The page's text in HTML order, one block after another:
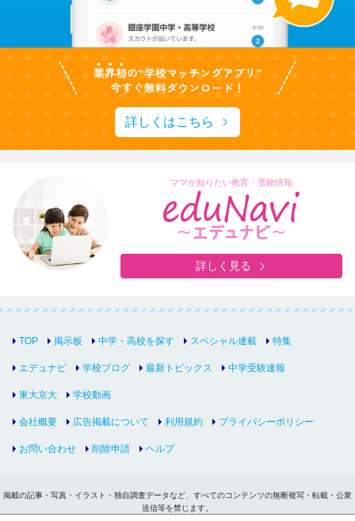
詳しくはこちら
ママが知りたい教育・受験情報
詳しく見る
TOP 掲示板 中学・高校を探す スペシャル連載 特集
エデュナビ 学校ブログ 最新トピックス 中学受験速報
東大京大 学校動画
会社概要 広告掲載について 利用規約 プライバシーポリシー
お問い合わせ 削除申請 ヘルプ
掲載の記事・写真・イラスト・独自調査データなど、すべてのコンテンツの無断複写・転載・公衆
送信等を禁じます。